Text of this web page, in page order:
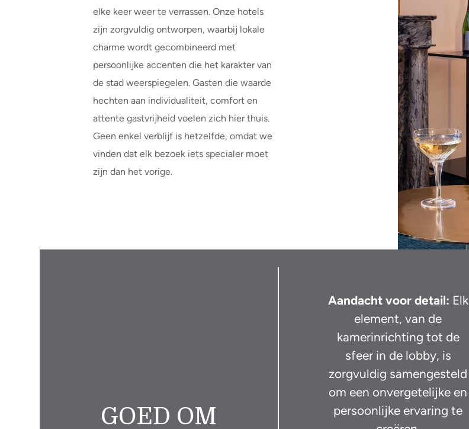
elke keer weer te verrassen. Onze hotels
zijn zorgvuldig ontworpen, waarbij lokale
charme wordt gecombineerd met
persoonlijke accenten die het karakter van
de stad weerspiegelen. Gasten die waarde
hechten aan individualiteit, comfort en
attente gastvrijheid voelen zich hier thuis.
Geen enkel verblijf is hetzelfde, omdat we
vinden dat elk bezoek iets specialer moet
zijn dan het vorige.
GOED OM
Aandacht voor detail: Elk
element, van de
kamerinrichting tot de
sfeer in de lobby, is
zorgvuldig samengesteld
om een onvergetelijke en
persoonlijke ervaring te